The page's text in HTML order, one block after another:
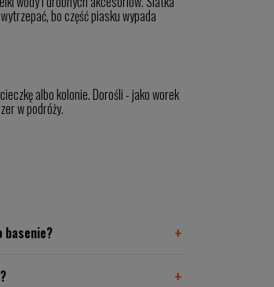
bo część piasku wypada
albo kolonie. Dorośli - jako worek
w podróży.
basenie?